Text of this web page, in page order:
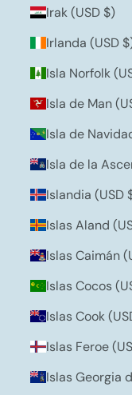
Irak (USD $)
Irlanda (USD
Isla Norfolk
Isla de Man
Isla de
Isla de la
Islandia (USD
Islas Aland
Islas Caimán
Islas Cocos
Islas Cook
Islas Feroe
Islas Georgia